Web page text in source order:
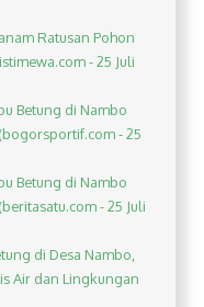
Ratusan Pohon
- 25 Juli
Betung di Nambo
- 25
Betung di Nambo
- 25 Juli
di Desa Nambo,
Air dan Lingkungan